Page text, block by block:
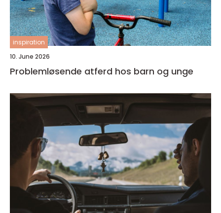
inspiration
10. June 2026
Problemløsende atferd hos barn og unge